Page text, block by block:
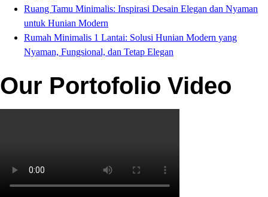
Ruang Tamu Minimalis: Inspirasi Desain Elegan dan Nyaman
untuk Hunian Modern
Rumah Minimalis 1 Lantai: Solusi Hunian Modern yang
Nyaman, Fungsional, dan Tetap Elegan
Our Portofolio Video